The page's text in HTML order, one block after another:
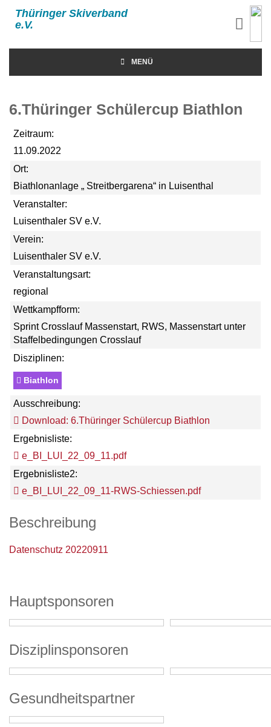
Thüringer Skiverband
e.V.
MENÜ
6.Thüringer Schülercup Biathlon
Zeitraum:
11.09.2022
Ort:
Biathlonanlage „ Streitbergarena“ in Luisenthal
Veranstalter:
Luisenthaler SV e.V.
Verein:
Luisenthaler SV e.V.
Veranstaltungsart:
regional
Wettkampfform:
Sprint Crosslauf Massenstart, RWS, Massenstart unter
Staffelbedingungen Crosslauf
Disziplinen:
Biathlon
Ausschreibung:
Download: 6.Thüringer Schülercup Biathlon
Ergebnisliste:
e_BI_LUI_22_09_11.pdf
Ergebnisliste2:
e_BI_LUI_22_09_11-RWS-Schiessen.pdf
Beschreibung
Datenschutz 20220911
Hauptsponsoren
Disziplinsponsoren
Gesundheitspartner